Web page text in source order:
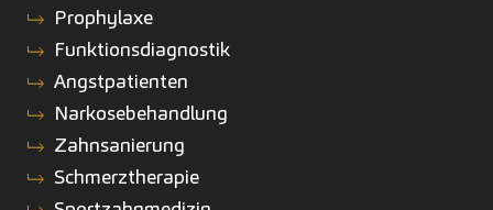
Prophylaxe
Funktionsdiagnostik
Angstpatienten
Narkosebehandlung
Zahnsanierung
Schmerztherapie